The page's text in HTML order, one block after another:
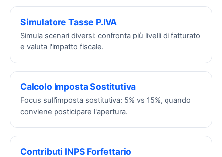
Simulatore Tasse P.IVA
Simula scenari diversi: confronta più livelli di fatturato
e valuta l'impatto fiscale.
Calcolo Imposta Sostitutiva
Focus sull'imposta sostitutiva: 5% vs 15%, quando
conviene posticipare l'apertura.
Contributi INPS Forfettario